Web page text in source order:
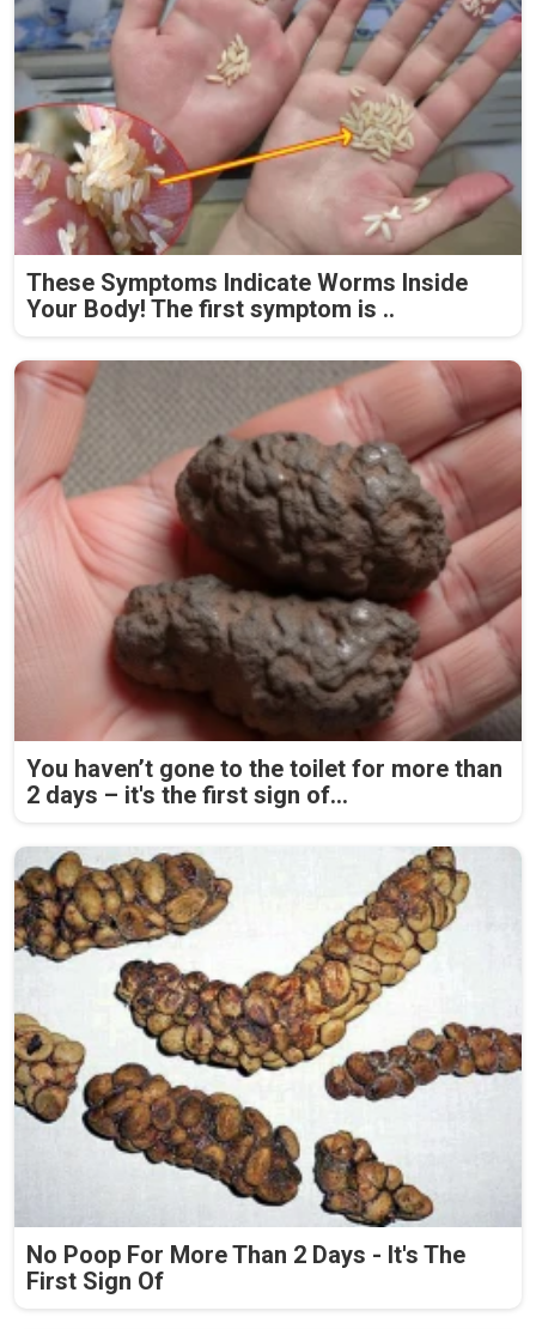
These Symptoms Indicate Worms Inside
Your Body! The first symptom is ..
You haven’t gone to the toilet for more than
2 days – it's the first sign of...
No Poop For More Than 2 Days - It's The
First Sign Of